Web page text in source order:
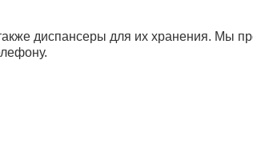
Бахилы
диспансеры для их хранения. Мы